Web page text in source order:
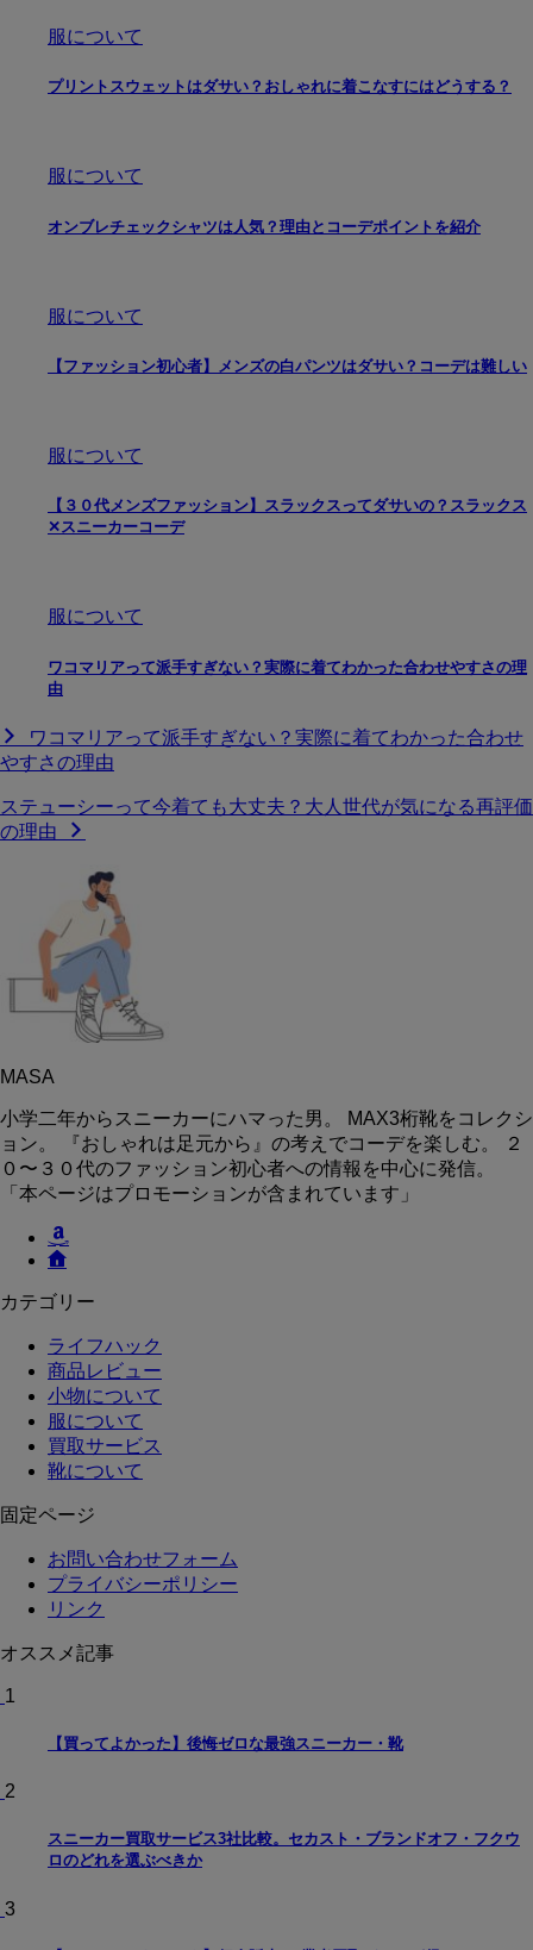
服について
プリントスウェットはダサい？おしゃれに着こなすにはどうする？
服について
オンブレチェックシャツは人気？理由とコーデポイントを紹介
服について
【ファッション初心者】メンズの白パンツはダサい？コーデは難しい
服について
【３０代メンズファッション】スラックスってダサいの？スラックス
✕スニーカーコーデ
服について
ワコマリアって派手すぎない？実際に着てわかった合わせやすさの理
由
ワコマリアって派手すぎない？実際に着てわかった合わせ
やすさの理由
ステューシーって今着ても大丈夫？大人世代が気になる再評価
の理由
MASA
小学二年からスニーカーにハマった男。 MAX3桁靴をコレクシ
ョン。 『おしゃれは足元から』の考えでコーデを楽しむ。 ２
０〜３０代のファッション初心者への情報を中心に発信。
「本ページはプロモーションが含まれています」
カテゴリー
ライフハック
商品レビュー
小物について
服について
買取サービス
靴について
固定ページ
お問い合わせフォーム
プライバシーポリシー
リンク
オススメ記事
1
【買ってよかった】後悔ゼロな最強スニーカー・靴
2
スニーカー買取サービス3社比較。セカスト・ブランドオフ・フクウ
ロのどれを選ぶべきか
3